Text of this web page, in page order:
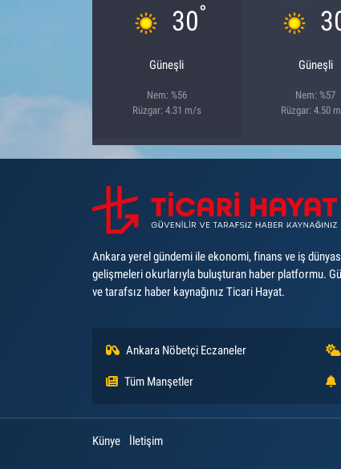
30°
Güneşli
Nem: %56
Rüzgar: 4.31 m/s
Güneşli
Nem: %57
Rüzgar: 4.50
Ankara yerel gündemi ile ekonomi, finans ve iş
gelişmeleri okurlarıyla buluşturan haber platformu.
ve tarafsız haber kaynağınız Ticari Hayat.
Ankara Nöbetçi Eczaneler
Tüm Manşetler
Künye İletişim